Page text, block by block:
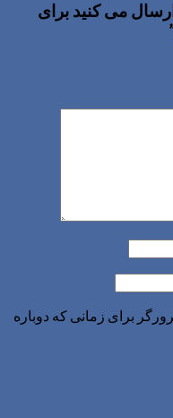
می کنید برای
برای زمانی که دوباره